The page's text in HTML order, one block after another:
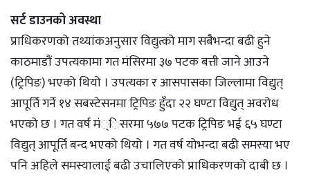
सर्ट डाउनको अवस्था
प्राधिकरणको तथ्यांकअनुसार विद्युत्को माग सबैभन्दा बढी हुने
काठमाडौं उपत्यकामा गत मंसिरमा ३७ पटक बत्ती जाने आउने
(ट्रिपिङ) भएको थियो । उपत्यका र आसपासका जिल्लामा विद्युत्
आपूर्ति गर्ने १४ सबस्टेसनमा ट्रिपिङ हुँदा २२ घण्टा विद्युत् अवरोध
भएको छ । गत वर्ष मं्िसरमा ५७७ पटक ट्रिपिङ भई ६५ घण्टा
विद्युत् आपूर्ति बन्द भएको थियो । गत वर्ष योभन्दा बढी समस्या भए
पनि अहिले समस्यालाई बढी उचालिएको प्राधिकरणको दाबी छ ।